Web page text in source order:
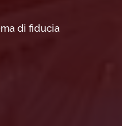
di fiducia